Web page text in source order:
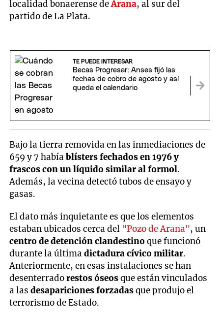
localidad bonaerense deArana, al sur del
partido de La Plata.
TE PUEDE INTERESAR
Becas Progresar: Anses fijó las
fechas de cobro de agosto y así
queda el calendario
Bajo la tierra removida en las inmediaciones de
659 y 7 había blísters fechados en 1976 y
frascos con un líquido similar al formol.
Además, la vecina detectó tubos de ensayo y
gasas.
El dato más inquietante es que los elementos
estaban ubicados cerca del "Pozo de Arana", un
centro de detención clandestinoque funcionó
durante la últimadictadura cívico militar.
Anteriormente, en esas instalaciones se han
desenterradorestos óseosque están vinculados
a lasdesapariciones forzadasque produjo el
terrorismo de Estado.